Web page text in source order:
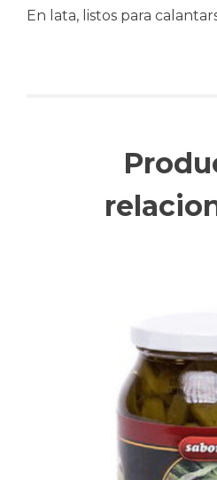
En lata, listos para